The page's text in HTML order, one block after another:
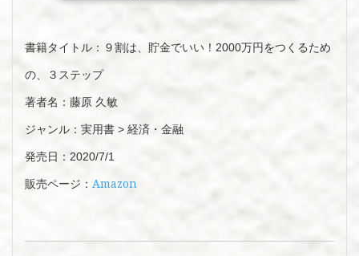
書籍タイトル：９割は、貯金でいい！2000万円をつくるため
の、３ステップ
著者名：藤原 久敏
ジャンル：実用書 > 経済・金融
発売日：2020/7/1
販売ページ： Amazon